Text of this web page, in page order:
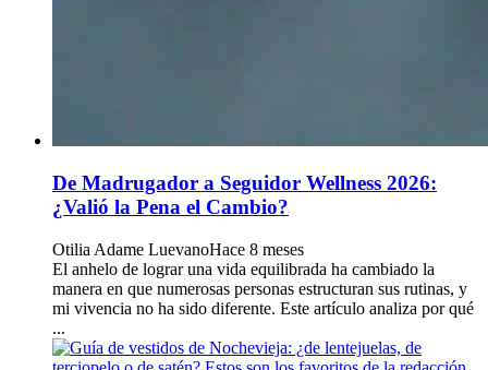
De Madrugador a Seguidor Wellness 2026:
¿Valió la Pena el Cambio?
Otilia Adame LuevanoHace 8 meses
El anhelo de lograr una vida equilibrada ha cambiado la
manera en que numerosas personas estructuran sus rutinas, y
mi vivencia no ha sido diferente. Este artículo analiza por qué
...